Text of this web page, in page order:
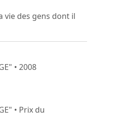
vie des gens dont il
• 2008
• Prix du